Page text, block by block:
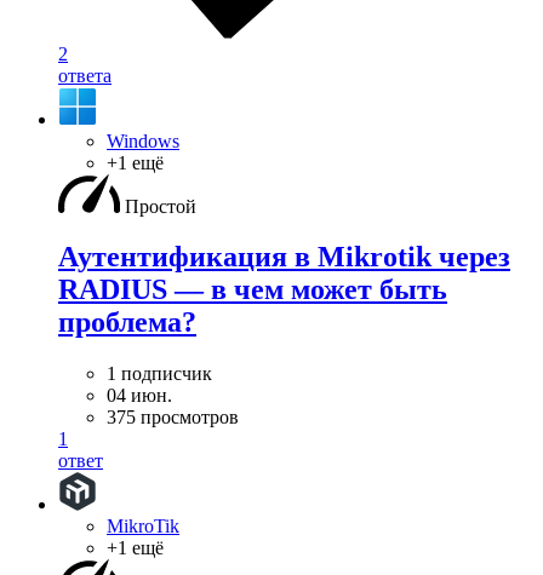
2
ответа
Windows
+1 ещё
Простой
Аутентификация в Mikrotik через
RADIUS — в чем может быть
проблема?
1 подписчик
04 июн.
375 просмотров
1
ответ
MikroTik
+1 ещё